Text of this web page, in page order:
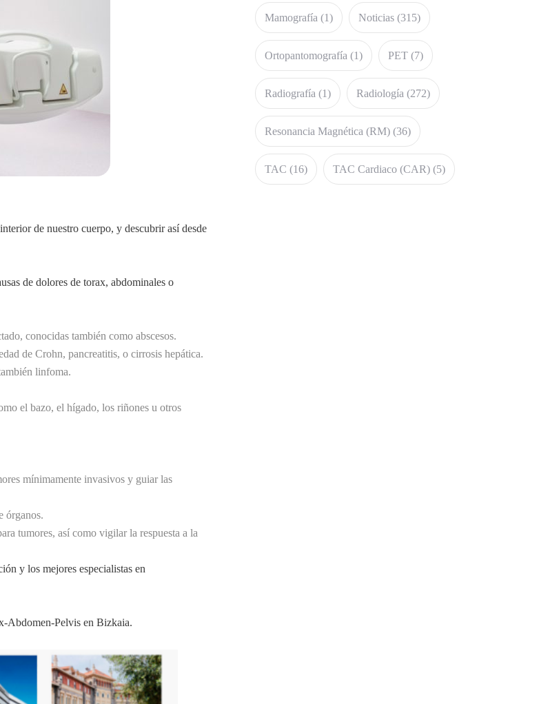
de nuestro cuerpo, y descubrir así desde
de dolores de torax, abdominales o
conocidas también como abscesos.
de Crohn, pancreatitis, o cirrosis hepática.
linfoma.
el bazo, el hígado, los riñones u otros
mínimamente invasivos y guiar las
órganos.
tumores, así como vigilar la respuesta a la
y los mejores especialistas en
Abdomen-Pelvis en Bizkaia.
Mamografía (1) Noticias (315)
Ortopantomografía (1) PET (7)
Radiografía (1) Radiología (272)
Resonancia Magnética (RM) (36)
TAC (16) TAC Cardiaco (CAR) (5)